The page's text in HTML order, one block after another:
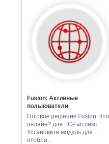
Fusion: Активные
пользователи
Готовое решение Fusion: Кто
онлайн? для 1С-Битрикс.
Установите модуль для
отобра…